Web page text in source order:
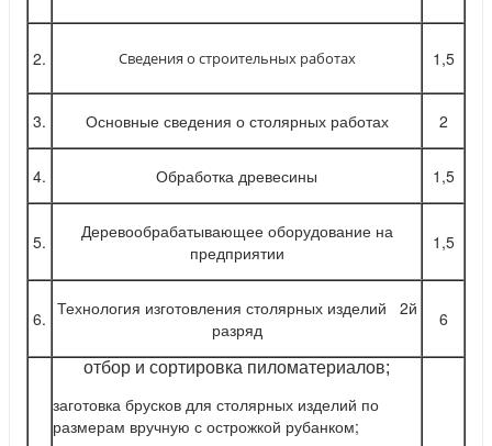
2. Сведения о строительных работах 1,5
3. Основные сведения о столярных работах 2
4. Обработка древесины 1,5
5.
Деревообрабатывающее оборудование на
предприятии
1,5
6. Технология изготовления столярных изделий 2й
разряд
6
отбор и сортировка пиломатериалов;
заготовка брусков для столярных изделий по
размерам вручную с острожкой рубанком;